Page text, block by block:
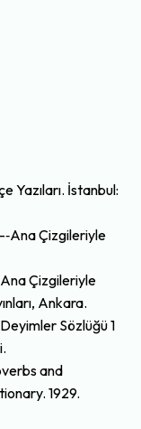
Yazıları. İstanbul:
Çizgileriyle
Çizgileriyle
Ankara.
Sözlüğü 1
and
1929.